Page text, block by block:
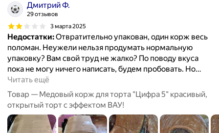
Дмитрий Ф.
29 отзывов
3 марта 2025
Недостатки:Отвратительно упакован, один корж весь
поломан. Неужели нельзя продумать нормальную
упаковку? Вам свой труд не жалко? По поводу вкуса
пока не могу ничего написать, будем пробовать. Но…
Читать ещё
Товар — Медовый корж для торта "Цифра 5" красивый,
открытый торт с эффектом ВАУ!